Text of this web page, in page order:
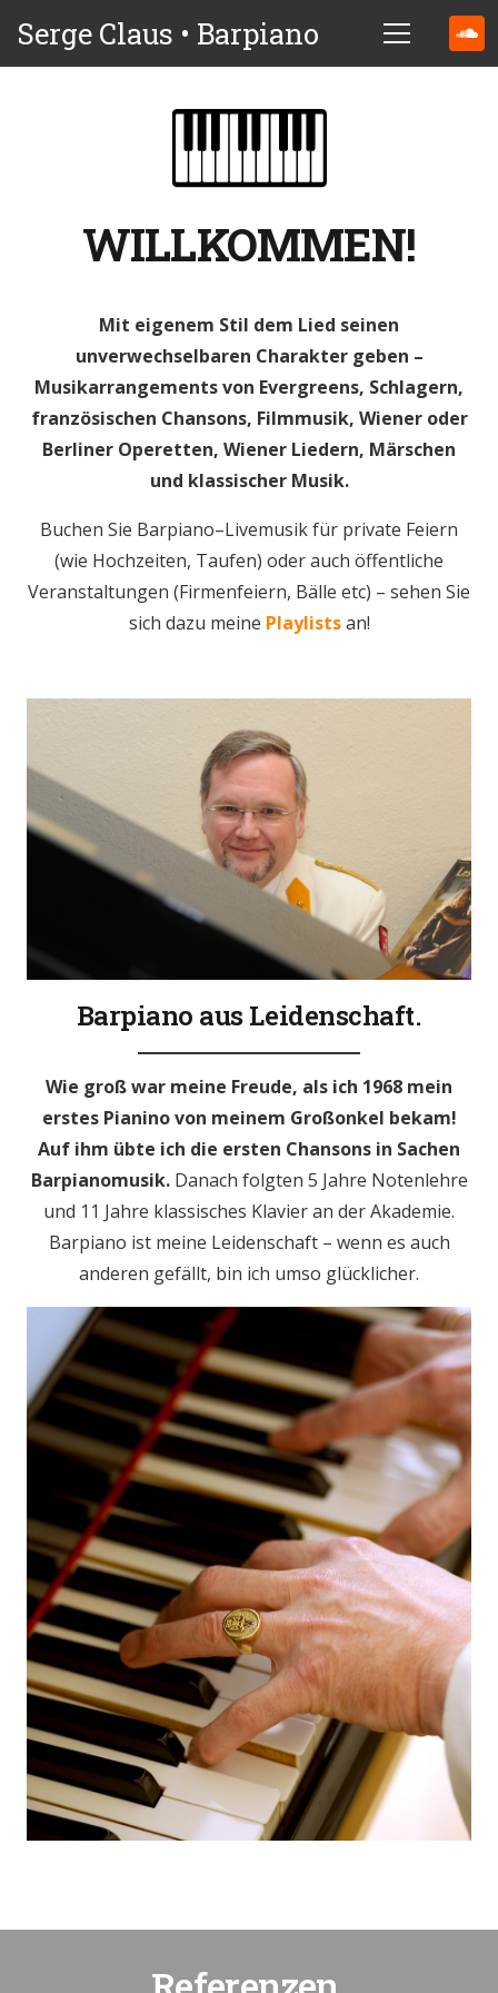
Serge Claus • Barpiano
WILLKOMMEN!
Mit eigenem Stil dem Lied seinen
unverwechselbaren Charakter geben –
Musikarrangements von Evergreens, Schlagern,
französischen Chansons, Filmmusik, Wiener oder
Berliner Operetten, Wiener Liedern, Märschen
und klassischer Musik.
Buchen Sie Barpiano–Livemusik für private Feiern
(wie Hochzeiten, Taufen) oder auch öffentliche
Veranstaltungen (Firmenfeiern, Bälle etc) – sehen Sie
sich dazu meine Playlistsan!
Barpiano aus Leidenschaft.
Wie groß war meine Freude, als ich 1968 mein
erstes Pianino von meinem Großonkel bekam!
Auf ihm übte ich die ersten Chansons in Sachen
Barpianomusik. Danach folgten 5 Jahre Notenlehre
und 11 Jahre klassisches Klavier an der Akademie.
Barpiano ist meine Leidenschaft – wenn es auch
anderen gefällt, bin ich umso glücklicher.